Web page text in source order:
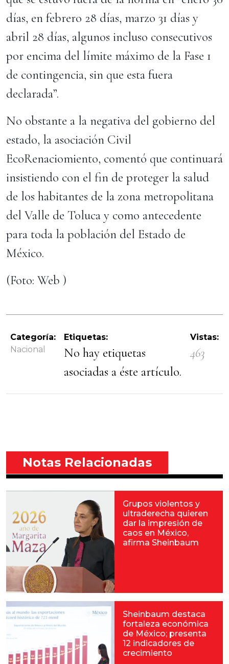
días, en febrero 28 días, marzo 31 días y
abril 28 días, algunos incluso consecutivos
por encima del límite máximo de la Fase 1
de contingencia, sin que esta fuera
declarada”.
No obstante a la negativa del gobierno del
estado, la asociación Civil
EcoRenaciomiento, comentó que continuará
insistiendo con el fin de proteger la salud
de los habitantes de la zona metropolitana
del Valle de Toluca y como antecedente
para toda la población del Estado de
México.
(Foto: Web )
Categoría:
Nacional
Etiquetas:
No hay etiquetas
asociadas a éste artículo.
Vistas:
463
Notas Relacionadas
Grupos violentos y
ultraderecha quieren
dar la impresión de
caos en México,
afirma Sheinbaum
Sheinbaum destaca
fortaleza económica
de México; presenta
12 indicadores de
crecimiento